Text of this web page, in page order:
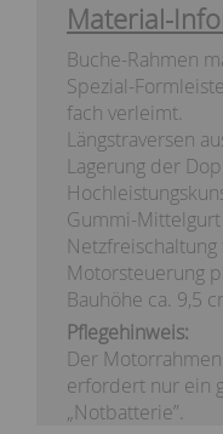
Material-
Buche-Rahmen
Spezial-
fach verleimt.
Längstraversen
Lagerung der
Gummi-
Motorsteuerung
Bauhöhe ca. 9,5
Pflegehinweis:
Der
erfordert nur ein
„Notbatterie”.